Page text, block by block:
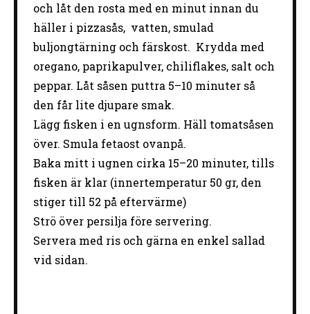
och låt den rosta med en minut innan du
häller i pizzasås, vatten, smulad
buljongtärning och färskost. Krydda med
oregano, paprikapulver, chiliflakes, salt och
peppar. Låt såsen puttra 5–10 minuter så
den får lite djupare smak.
Lägg fisken i en ugnsform. Häll tomatsåsen
över. Smula fetaost ovanpå.
Baka mitt i ugnen cirka 15–20 minuter, tills
fisken är klar (innertemperatur 50 gr, den
stiger till 52 på eftervärme)
Strö över persilja före servering.
Servera med ris och gärna en enkel sallad
vid sidan.